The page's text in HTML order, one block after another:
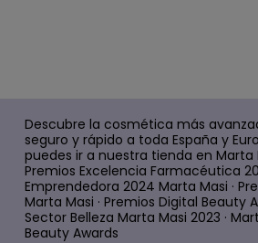
Descubre la cosmética más
seguro y rápido a toda España y
puedes ir a nuestra tienda en Marta
Premios Excelencia Farmacéutica
Emprendedora 2024 Marta Masi ·
Marta Masi · Premios Digital Beauty
Sector Belleza Marta Masi 2023 ·
Beauty Awards